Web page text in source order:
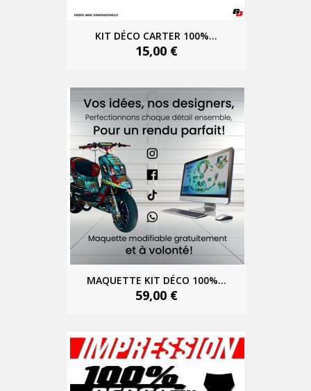
KIT DÉCO CARTER 100%...
15,00 €
MAQUETTE KIT DÉCO 100%...
59,00 €